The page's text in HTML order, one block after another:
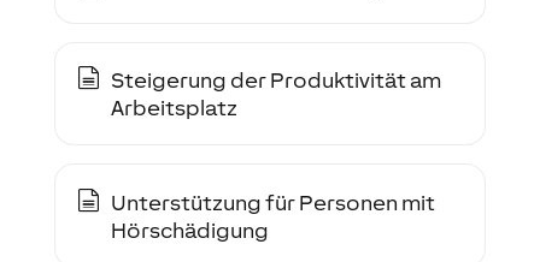
Steigerung der Produktivität am
Arbeitsplatz
Unterstützung für Personen mit
Hörschädigung